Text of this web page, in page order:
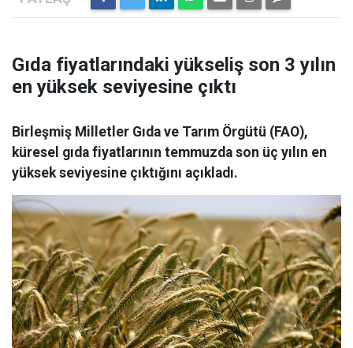
Gıda fiyatlarındaki yükseliş son 3 yılın
en yüksek seviyesine çıktı
Birleşmiş Milletler Gıda ve Tarım Örgütü (FAO),
küresel gıda fiyatlarının temmuzda son üç yılın en
yüksek seviyesine çıktığını açıkladı.